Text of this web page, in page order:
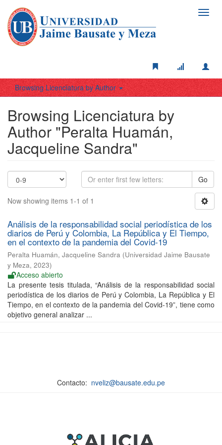
Browsing Licenciatura by Author
Browsing Licenciatura by
Author "Peralta Huamán,
Jacqueline Sandra"
Go
Now showing items 1-1 of 1
Análisis de la responsabilidad social periodística de los
diarios de Perú y Colombia, La República y El Tiempo,
en el contexto de la pandemia del Covid-19
Peralta Huamán, Jacqueline Sandra (Universidad Jaime Bausate
y Meza, 2023)
Acceso abierto
La presente tesis titulada, “Análisis de la responsabilidad social
periodística de los diarios de Perú y Colombia, La República y El
Tiempo, en el contexto de la pandemia del Covid-19”, tiene como
objetivo general analizar ...
Contacto: nveliz@bausate.edu.pe